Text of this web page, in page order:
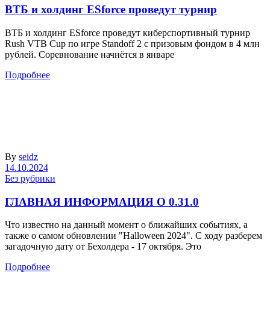
ВТБ и холдинг ESforce проведут турнир
ВТБ и холдинг ESforce проведут киберспортивный турнир
Rush VTB Cup по игре Standoff 2 с призовым фондом в 4 млн
рублей. Соревнование начнётся в январе
Подробнее
By seidz
14.10.2024
Без рубрики
ГЛАВНАЯ ИНФОРМАЦИЯ О 0.31.0
Что известно на данный момент о ближайших событиях, а
также о самом обновлении "Halloween 2024". С ходу разберем
загадочную дату от Бехолдера - 17 октября. Это
Подробнее